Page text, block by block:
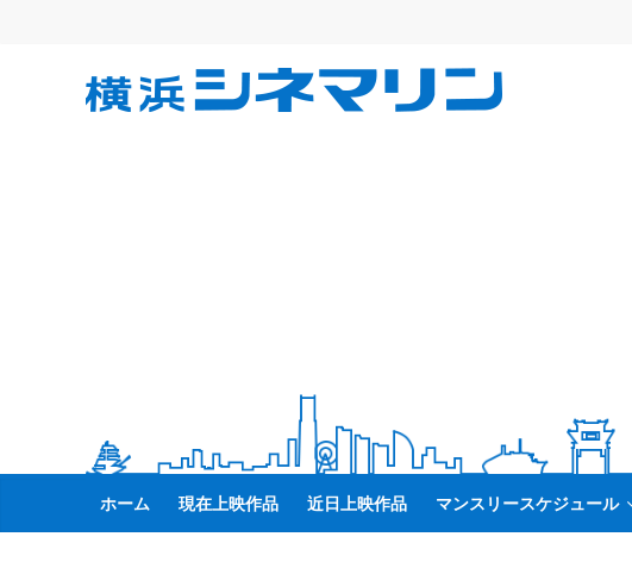
横
リ
ン
ホーム 現在上映作品 近日上映作品 マンスリースケジュール